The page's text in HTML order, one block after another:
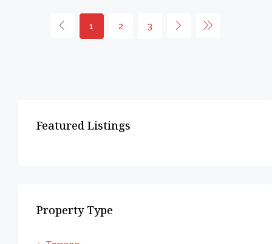
1 2 3
Featured Listings
Property Type